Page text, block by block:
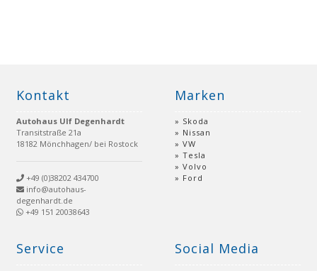
Kontakt
Autohaus Ulf Degenhardt
Transitstraße 21a
18182 Mönchhagen/ bei Rostock
+49 (0)38202 434700
info@autohaus-
degenhardt.de
+49 151 20038643
Marken
Skoda
Nissan
VW
Tesla
Volvo
Ford
Service Social Media